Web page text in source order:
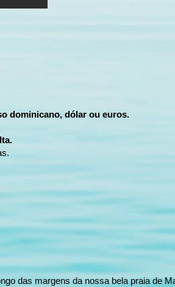
dominicano, dólar ou euros.
das margens da nossa bela praia de